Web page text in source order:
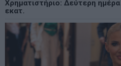
Χρηματιστήριο: Δεύτερη
εκατ.